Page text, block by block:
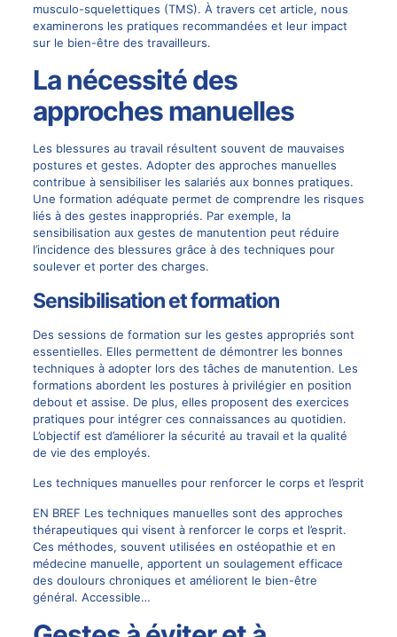
musculo-squelettiques (TMS). À travers cet article, nous
examinerons les pratiques recommandées et leur impact
sur le bien-être des travailleurs.
La nécessité des
approches manuelles
Les blessures au travail résultent souvent de mauvaises
postures et gestes. Adopter des approches manuelles
contribue à sensibiliser les salariés aux bonnes pratiques.
Une formation adéquate permet de comprendre les risques
liés à des gestes inappropriés. Par exemple, la
sensibilisation aux gestes de manutention peut réduire
l’incidence des blessures grâce à des techniques pour
soulever et porter des charges.
Sensibilisation et formation
Des sessions de formation sur les gestes appropriés sont
essentielles. Elles permettent de démontrer les bonnes
techniques à adopter lors des tâches de manutention. Les
formations abordent les postures à privilégier en position
debout et assise. De plus, elles proposent des exercices
pratiques pour intégrer ces connaissances au quotidien.
L’objectif est d’améliorer la sécurité au travail et la qualité
de vie des employés.
Les techniques manuelles pour renforcer le corps et l’esprit
EN BREF Les techniques manuelles sont des approches
thérapeutiques qui visent à renforcer le corps et l’esprit.
Ces méthodes, souvent utilisées en ostéopathie et en
médecine manuelle, apportent un soulagement efficace
des doulours chroniques et améliorent le bien-être
général. Accessible…